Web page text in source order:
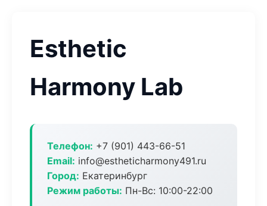
Esthetic
Harmony Lab
Телефон: +7 (901) 443-66-51
Email: info@estheticharmony491.ru
Город: Екатеринбург
Режим работы: Пн-Вс: 10:00-22:00